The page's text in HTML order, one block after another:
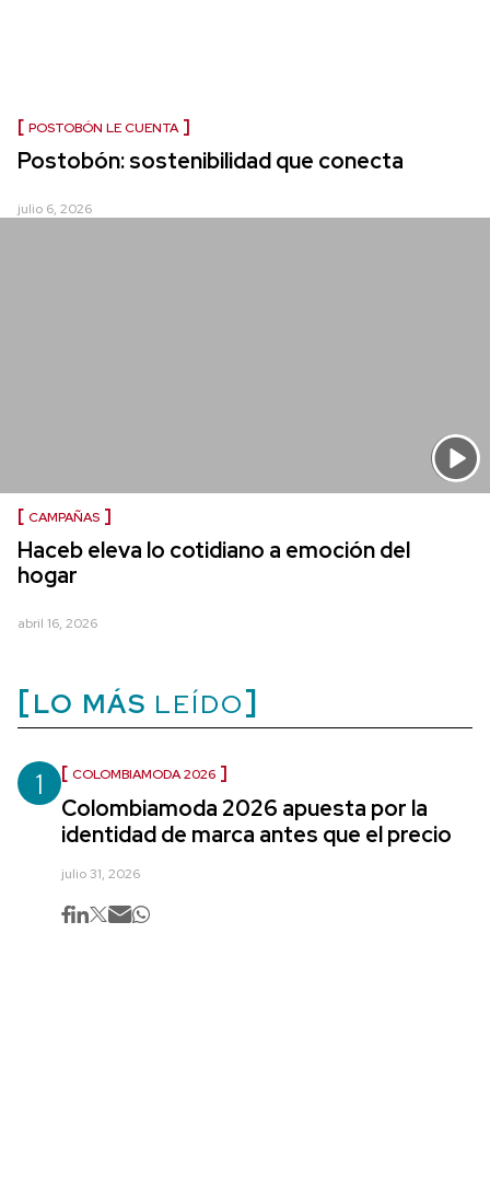
POSTOBÓN LE CUENTA
Postobón: sostenibilidad que conecta
julio 6, 2026
CAMPAÑAS
Haceb eleva lo cotidiano a emoción del
hogar
abril 16, 2026
LO MÁS LEÍDO
1 COLOMBIAMODA 2026
Colombiamoda 2026 apuesta por la
identidad de marca antes que el precio
julio 31, 2026